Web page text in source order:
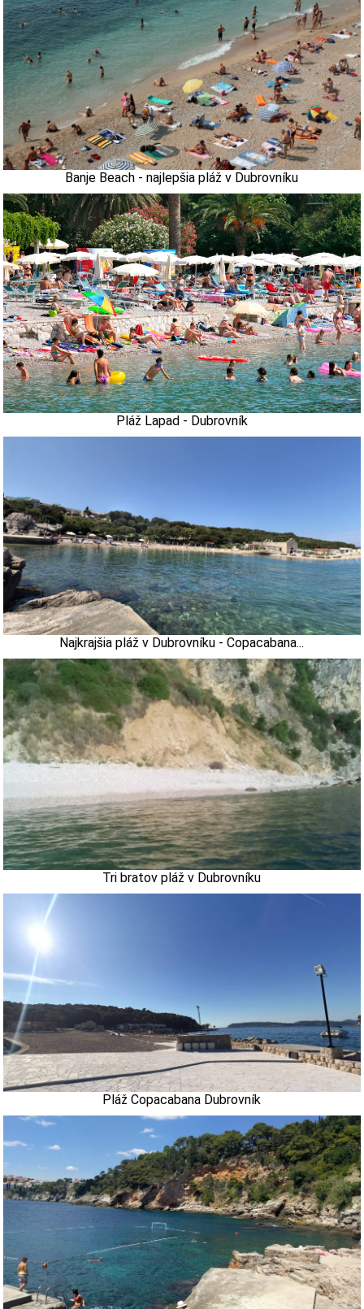
Banje Beach - najlepšia pláž v Dubrovníku
Pláž Lapad - Dubrovník
Najkrajšia pláž v Dubrovníku - Copacabana...
Tri bratov pláž v Dubrovníku
Pláž Copacabana Dubrovník